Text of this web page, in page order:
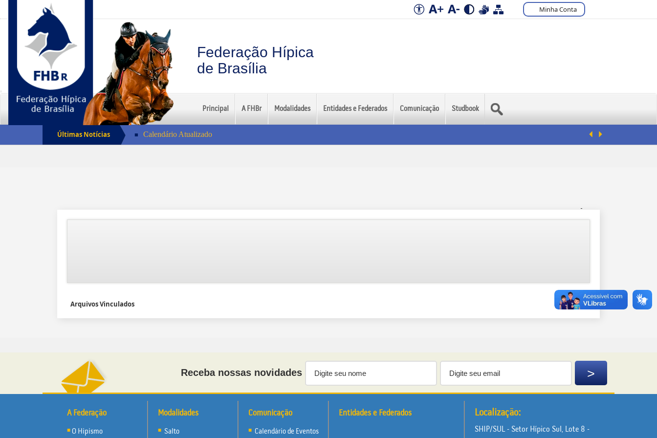
Minha Conta
Federação Hípica
de Brasília
Principal A FHBr Modalidades Entidades e Federados Comunicação Studbook
Últimas Notícias Calendário Atualizado
Arquivos Vinculados
Receba nossas novidades
A Federação
O Hipismo
Modalidades
Salto
Comunicação
Calendário de Eventos
Entidades e Federados Localização:
SHIP/SUL - Setor Hípico Sul, Lote 8 -